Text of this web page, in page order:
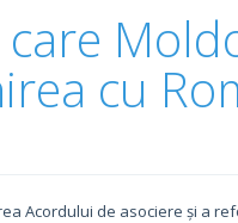
cu
Acordului de asociere și a